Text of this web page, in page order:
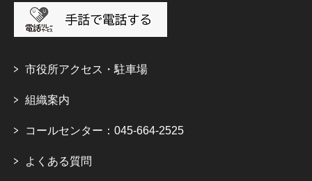
市役所アクセス・駐車場
組織案内
コールセンター：045-664-2525
よくある質問